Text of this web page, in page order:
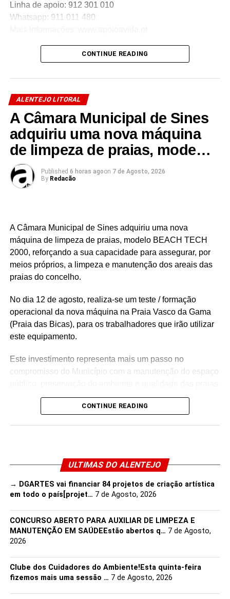
Linha de apoio: 912 301 010
Whatsapp: 911 011 480
Se conhece alguém que possa beneficiar deste apoio,
partilhe esta informação.
Link no Facebook
Facebook
Mastodon
EmailShare
CONTINUE READING
ALENTEJO LITORAL
A Câmara Municipal de Sines
adquiriu uma nova máquina
de limpeza de praias, mode…
Published 6 horas agoon 7 de Agosto, 2026
By Redacão
A Câmara Municipal de Sines adquiriu uma nova
máquina de limpeza de praias, modelo BEACH TECH
2000, reforçando a sua capacidade para assegurar, por
meios próprios, a limpeza e manutenção dos areais das
praias do concelho.
No dia 12 de agosto, realiza-se um teste / formação
operacional da nova máquina na Praia Vasco da Gama
(Praia das Bicas), para os trabalhadores que irão utilizar
este equipamento.
Este investimento representa mais um passo no
compromisso do Município com a manutenção do espaço
Facebook
Mastodon
EmailShare
CONTINUE READING
ULTIMAS DO ALENTEJO
→ DGARTES vai financiar 84 projetos de criação artística
em todo o país[projet… 7 de Agosto, 2026
CONCURSO ABERTO PARA AUXILIAR DE LIMPEZA E
MANUTENÇÃO EM SAÚDEEstão abertos q… 7 de Agosto,
2026
Clube dos Cuidadores do Ambiente!Esta quinta-feira
fizemos mais uma sessão … 7 de Agosto, 2026